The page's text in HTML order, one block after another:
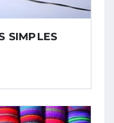
SIMPLES